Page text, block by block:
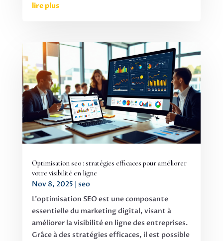
lire plus
Optimisation seo : stratégies efficaces pour améliorer
votre visibilité en ligne
Nov 8, 2025 | seo
L'optimisation SEO est une composante
essentielle du marketing digital, visant à
améliorer la visibilité en ligne des entreprises.
Grâce à des stratégies efficaces, il est possible